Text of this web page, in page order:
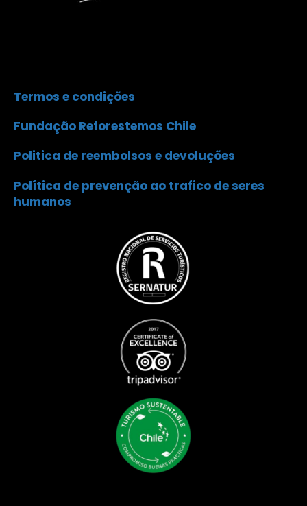
Termos e condições
Fundação Reforestemos Chile
Politica de reembolsos e devoluções
Política de prevenção ao trafico de seres
humanos